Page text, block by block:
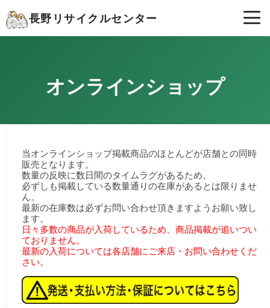
長野リサイクルセンター
オンラインショップ
当オンラインショップ掲載商品のほとんどが店舗との同時
販売となります。
数量の反映に数日間のタイムラグがあるため、
必ずしも掲載している数量通りの在庫があるとは限りませ
ん。
最新の在庫数は必ずお問い合わせ頂きますようお願い致し
ます。
日々多数の商品が入荷しているため、商品掲載が追いつい
ておりません。
最新の入荷については各店舗にご来店・お問い合わせくだ
さい。